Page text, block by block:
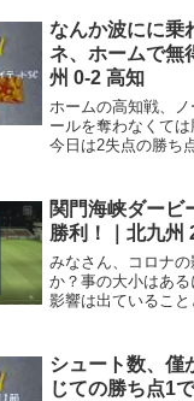
す。おまけに、ここ
う非常に厳しい...
なんか波にに乗
ネ、ホームで無
州 0-2 高知
ホームの高知戦、
ールを奪わなくては
今日は2失点の勝ち
試合。カウントダ
馬戦、FC大...
関門海峡ダービ
勝利！｜北九州
みなさん、コロナ
か？事の大小はあ
影響は出ているこ
も、一時期よりは多
近、関東地方では．
シュート数、僅
じての勝ち点1